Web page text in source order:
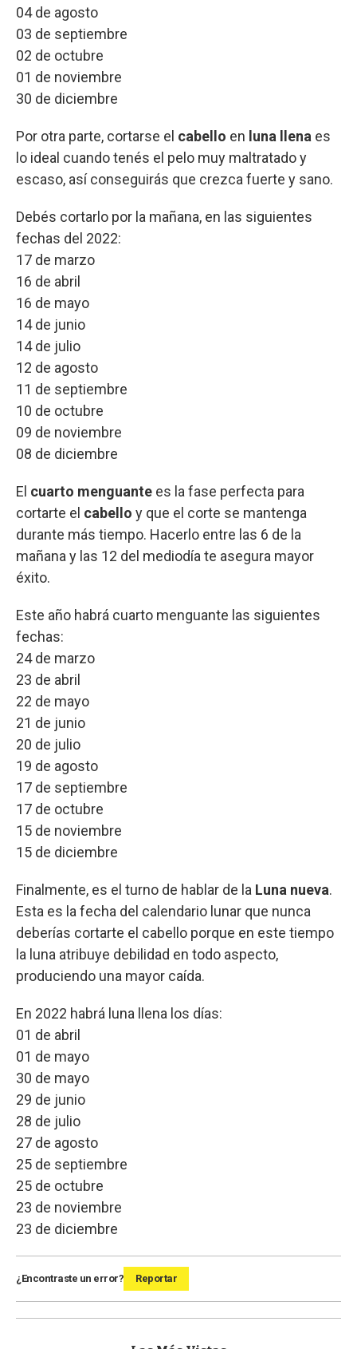
04 de agosto
03 de septiembre
02 de octubre
01 de noviembre
30 de diciembre
Por otra parte, cortarse el cabello en luna llena es
lo ideal cuando tenés el pelo muy maltratado y
escaso, así conseguirás que crezca fuerte y sano.
Debés cortarlo por la mañana, en las siguientes
fechas del 2022:
17 de marzo
16 de abril
16 de mayo
14 de junio
14 de julio
12 de agosto
11 de septiembre
10 de octubre
09 de noviembre
08 de diciembre
El cuarto menguante es la fase perfecta para
cortarte el cabello y que el corte se mantenga
durante más tiempo. Hacerlo entre las 6 de la
mañana y las 12 del mediodía te asegura mayor
éxito.
Este año habrá cuarto menguante las siguientes
fechas:
24 de marzo
23 de abril
22 de mayo
21 de junio
20 de julio
19 de agosto
17 de septiembre
17 de octubre
15 de noviembre
15 de diciembre
Finalmente, es el turno de hablar de la Luna nueva.
Esta es la fecha del calendario lunar que nunca
deberías cortarte el cabello porque en este tiempo
la luna atribuye debilidad en todo aspecto,
produciendo una mayor caída.
En 2022 habrá luna llena los días:
01 de abril
01 de mayo
30 de mayo
29 de junio
28 de julio
27 de agosto
25 de septiembre
25 de octubre
23 de noviembre
23 de diciembre
¿Encontraste un error? Reportar